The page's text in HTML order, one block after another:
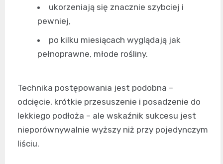
ukorzeniają się znacznie szybciej i
pewniej,
po kilku miesiącach wyglądają jak
pełnoprawne, młode rośliny.
Technika postępowania jest podobna –
odcięcie, krótkie przesuszenie i posadzenie do
lekkiego podłoża – ale wskaźnik sukcesu jest
nieporównywalnie wyższy niż przy pojedynczym
liściu.